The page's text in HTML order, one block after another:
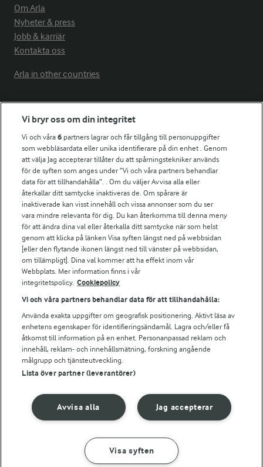
Om Arla
Nyheter & press
Jobb & karriär
Kontakta oss
Arla in other countries
Fler Arlasajter
För ägare
Arlas kundportal
Arla.com
Falbygdens Ost
Arla webbshop
Bildbank
Följ oss
© 2026 Arla Foods
Integritetspolicy
Vi bryr oss om din integritet
Vi och våra6 partners lagrar och får tillgång till personuppgifter
som webbläsardata eller unika identifierare på din enhet . Genom
att välja Jag accepterar tillåter du att spårningstekniker används
för de syften som anges under ”Vi och våra partners behandlar
data för att tillhandahålla”. . Om du väljer Avvisa alla eller
återkallar ditt samtycke inaktiveras de. Om spårare är
inaktiverade kan visst innehåll och vissa annonser som du ser
vara mindre relevanta för dig. Du kan återkomma till denna meny
för att ändra dina val eller återkalla ditt samtycke när som helst
genom att klicka på länken Visa syften längst ned på webbsidan
[eller den flytande ikonen längst ned till vänster på webbsidan,
om tillämpligt]. Dina val kommer att ha effekt inom vår
Webbplats. Mer information finns i vår
integritetspolicy. Cookiepolicy
Vi och våra partners behandlar data för att tillhandahålla:
Använda exakta uppgifter om geografisk positionering. Aktivt läsa av
enhetens egenskaper för identifieringsändamål. Lagra och/eller få
åtkomst till information på en enhet. Personanpassad reklam och
innehåll, reklam- och innehållsmätning, forskning angående
målgrupp och tjänsteutveckling.
Lista över partner (leverantörer)
Jag accepterar
Avvisa alla
Visa syften